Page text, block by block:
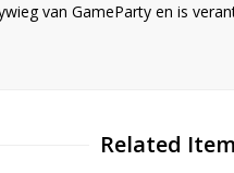
van GameParty en is
Related